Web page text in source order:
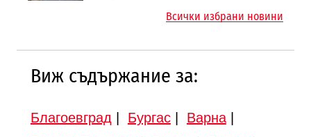
Всички избрани новини
Виж съдържание за:
Благоевград Бургас| Варна|